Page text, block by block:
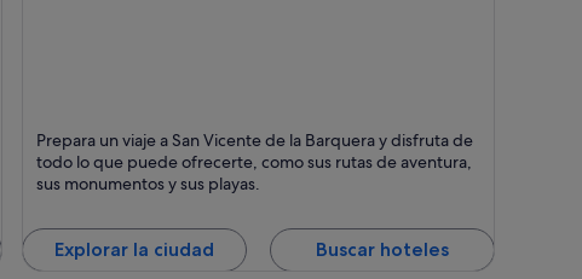
Puntos fuertes: Paseos, Aventura y Monumentos
Prepara un viaje a San Vicente de la Barquera y disfruta de
todo lo que puede ofrecerte, como sus rutas de aventura,
sus monumentos y sus playas.
Explorar la ciudad Buscar hoteles